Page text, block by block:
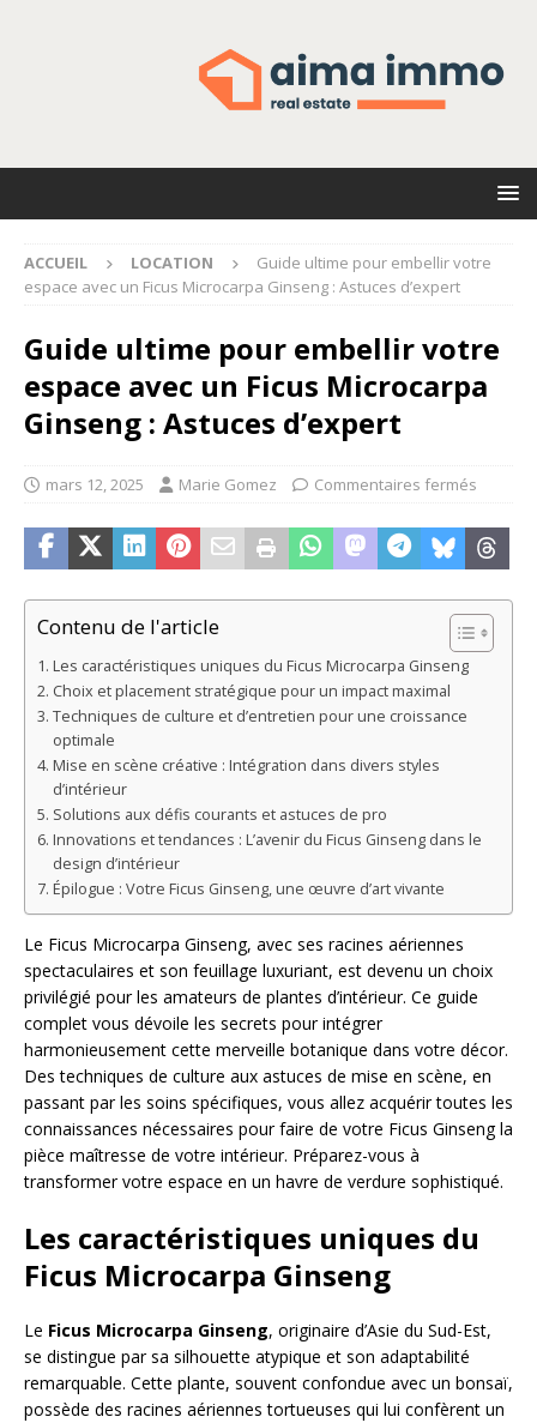
ACCUEIL LOCATION
Guide ultime pour embellir votre
espace avec un Ficus Microcarpa Ginseng : Astuces d’expert
Guide ultime pour embellir votre
espace avec un Ficus Microcarpa
Ginseng : Astuces d’expert
mars 12, 2025 Marie Gomez Commentaires fermés
Contenu de l'article
Les caractéristiques uniques du Ficus Microcarpa Ginseng
Choix et placement stratégique pour un impact maximal
Techniques de culture et d’entretien pour une croissance
optimale
Mise en scène créative : Intégration dans divers styles
d’intérieur
Solutions aux défis courants et astuces de pro
Innovations et tendances : L’avenir du Ficus Ginseng dans le
design d’intérieur
Épilogue : Votre Ficus Ginseng, une œuvre d’art vivante
Le Ficus Microcarpa Ginseng, avec ses racines aériennes
spectaculaires et son feuillage luxuriant, est devenu un choix
privilégié pour les amateurs de plantes d’intérieur. Ce guide
complet vous dévoile les secrets pour intégrer
harmonieusement cette merveille botanique dans votre décor.
Des techniques de culture aux astuces de mise en scène, en
passant par les soins spécifiques, vous allez acquérir toutes les
connaissances nécessaires pour faire de votre Ficus Ginseng la
pièce maîtresse de votre intérieur. Préparez-vous à
transformer votre espace en un havre de verdure sophistiqué.
Les caractéristiques uniques du
Ficus Microcarpa Ginseng
Le Ficus Microcarpa Ginseng, originaire d’Asie du Sud-Est,
se distingue par sa silhouette atypique et son adaptabilité
remarquable. Cette plante, souvent confondue avec un bonsaï,
possède des racines aériennes tortueuses qui lui confèrent un